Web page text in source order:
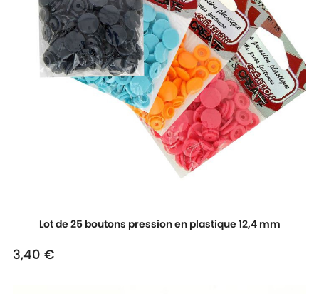
Lot de 25 boutons pression en plastique 12,4 mm
Prix
3,40 €